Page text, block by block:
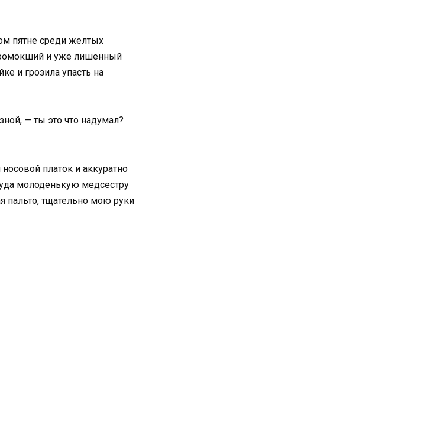
пятне среди желтых
и уже лишенный
и грозила упасть на
— ты это что надумал?
платок и аккуратно
молоденькую медсестру
пальто, тщательно мою руки